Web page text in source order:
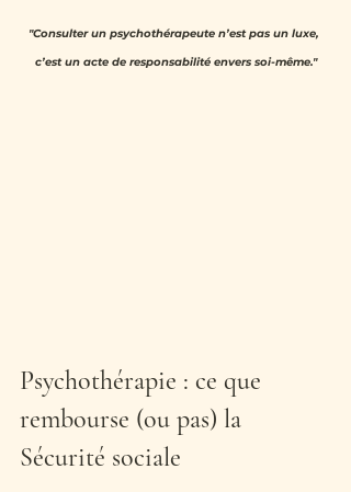
"Consulter un psychothérapeute n’est pas un luxe,
c’est un acte de responsabilité envers soi-même."
Psychothérapie : ce que
rembourse (ou pas) la
Sécurité sociale